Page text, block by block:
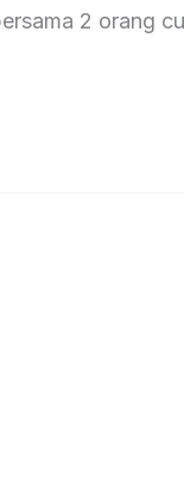
2 orang